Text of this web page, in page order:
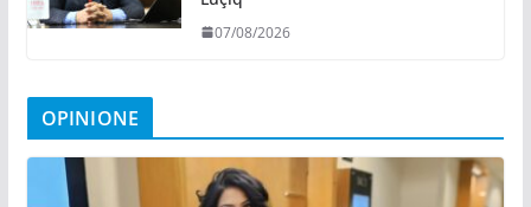
07/08/2026
OPINIONE